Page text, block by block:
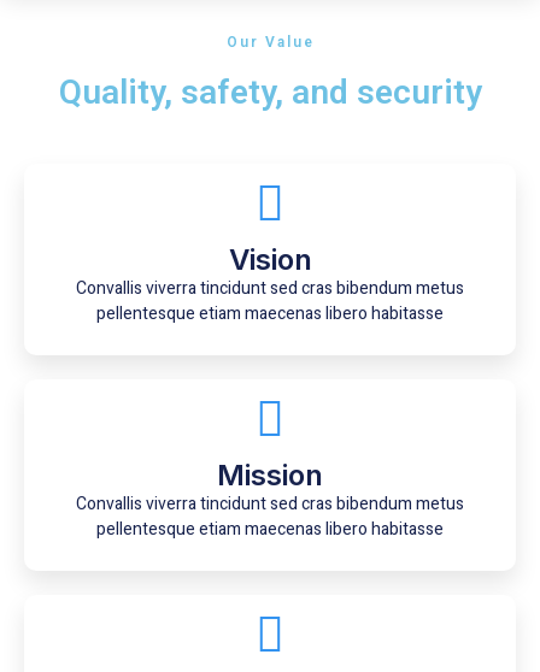
Our Value
Quality, safety, and security
Vision
Convallis viverra tincidunt sed cras bibendum metus
pellentesque etiam maecenas libero habitasse
Mission
Convallis viverra tincidunt sed cras bibendum metus
pellentesque etiam maecenas libero habitasse